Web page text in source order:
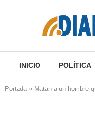
INICIO POLÍTICA
Portada » Matan a un hombre